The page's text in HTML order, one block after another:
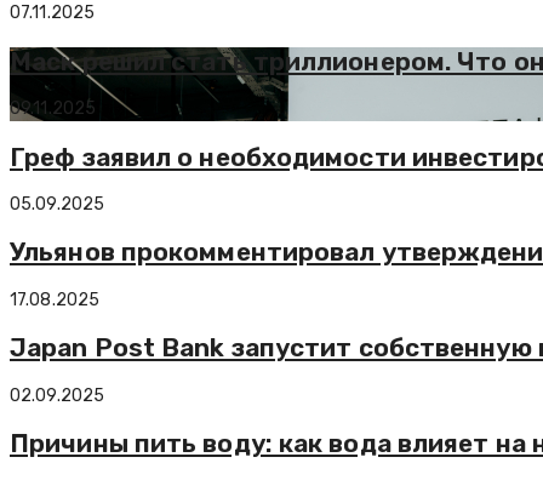
07.11.2025
Маск решил стать триллионером. Что
09.11.2025
Греф заявил о необходимости
05.09.2025
Ульянов прокомментировал
17.08.2025
Japan Post Bank запустит
02.09.2025
Причины пить воду: как вода влияет на